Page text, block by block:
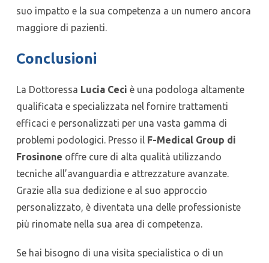
suo impatto e la sua competenza a un numero ancora
maggiore di pazienti.
Conclusioni
La Dottoressa Lucia Ceci è una podologa altamente
qualificata e specializzata nel fornire trattamenti
efficaci e personalizzati per una vasta gamma di
problemi podologici. Presso il F-Medical Group di
Frosinone offre cure di alta qualità utilizzando
tecniche all’avanguardia e attrezzature avanzate.
Grazie alla sua dedizione e al suo approccio
personalizzato, è diventata una delle professioniste
più rinomate nella sua area di competenza.
Se hai bisogno di una visita specialistica o di un